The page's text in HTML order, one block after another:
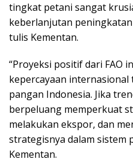
tingkat petani sangat
keberlanjutan
tulis Kementan.
“Proyeksi positif dari FAO
kepercayaan
pangan Indonesia. Jika
berpeluang memperkuat
melakukan ekspor, dan
strategisnya dalam sistem
Kementan.